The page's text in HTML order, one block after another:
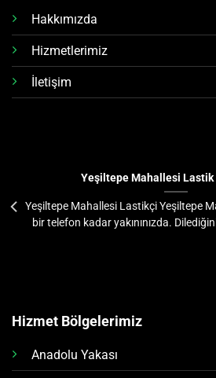
Hakkımızda
Hizmetlerimiz
İletişim
Yeşiltepe Mahallesi Lastik
Yeşiltepe Mahallesi Lastikçi Yeşiltepe
bir telefon kadar yakınınızda.
Hizmet Bölgelerimiz
Anadolu Yakası